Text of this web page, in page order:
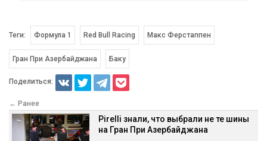
Теги: Формула 1 Red Bull Racing Макс Ферстаппен
Гран При Азербайджана Баку
Поделиться:
← Ранее
Pirelli знали, что выбрали не те шины
на Гран При Азербайджана